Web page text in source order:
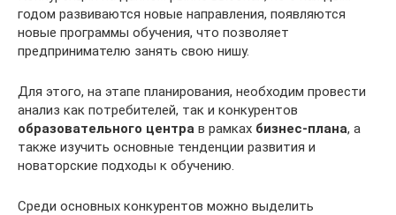
годом развиваются новые направления, появляются
новые программы обучения, что позволяет
предпринимателю занять свою нишу.
Для этого, на этапе планирования, необходим провести
анализ как потребителей, так и конкурентов
образовательного центра в рамках бизнес-плана, а
также изучить основные тенденции развития и
новаторские подходы к обучению.
Среди основных конкурентов можно выделить